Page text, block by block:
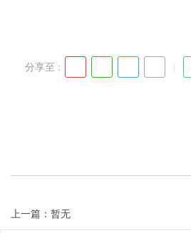
分享至 :
上一篇：暂无